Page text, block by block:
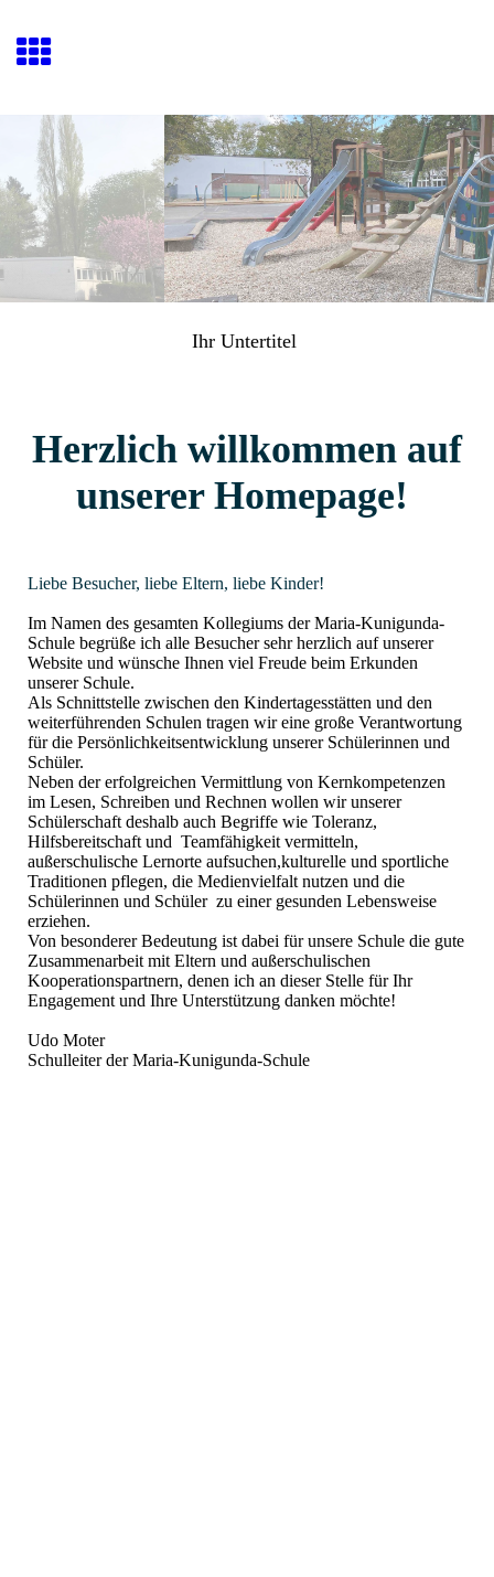
Ihr Untertitel
Herzlich willkommen auf
unserer Homepage!
Liebe Besucher, liebe Eltern, liebe Kinder!
Im Namen des gesamten Kollegiums der Maria-Kunigunda-
Schule begrüße ich alle Besucher sehr herzlich auf unserer
Website und wünsche Ihnen viel Freude beim Erkunden
unserer Schule.
Als Schnittstelle zwischen den Kindertagesstätten und den
weiterführenden Schulen tragen wir eine große Verantwortung
für die Persönlichkeitsentwicklung unserer Schülerinnen und
Schüler.
Neben der erfolgreichen Vermittlung von Kernkompetenzen
im Lesen, Schreiben und Rechnen wollen wir unserer
Schülerschaft deshalb auch Begriffe wie Toleranz,
Hilfsbereitschaft und Teamfähigkeit vermitteln,
außerschulische Lernorte aufsuchen,kulturelle und sportliche
Traditionen pflegen, die Medienvielfalt nutzen und die
Schülerinnen und Schüler zu einer gesunden Lebensweise
erziehen.
Von besonderer Bedeutung ist dabei für unsere Schule die gute
Zusammenarbeit mit Eltern und außerschulischen
Kooperationspartnern, denen ich an dieser Stelle für Ihr
Engagement und Ihre Unterstützung danken möchte!
Udo Moter
Schulleiter der Maria-Kunigunda-Schule